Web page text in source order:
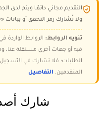
التقديم مجاني دائمًا ويتم لدى
ولا تُشارك رمز التحقق أو بيانات
تنويه الروابط: الروابط الواردة
فيه أو جهات أخرى مستقلة عنا،
الطلبات؛ فلا نشارك في التسجيل
المتقدمين. التفاصيل
شارك